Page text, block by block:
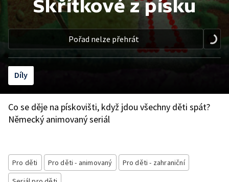
Skřítkové z písku
Pořad nelze přehrát
Díly
Co se děje na pískovišti, když jdou všechny děti spát?
Německý animovaný seriál
Pro děti Pro děti - animovaný
Pro děti - zahraniční